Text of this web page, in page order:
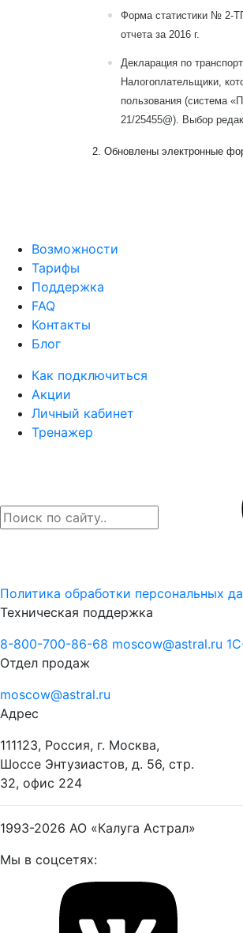
Форма статистики № 2-
отчета за 2016 г.
Декларация по
Налогоплательщики,
пользования (система
21/25455@). Выбор
2. Обновлены электронные
Возможности
Тарифы
Поддержка
FAQ
Контакты
Блог
Как подключиться
Акции
Личный кабинет
Тренажер
Политика обработки персональных
Техническая поддержка
8-800-700-86-68 moscow@astral.ru
Отдел продаж
moscow@astral.ru
Адрес
111123, Россия, г. Москва,
Шоссе Энтузиастов, д. 56, стр.
32, офис 224
1993-2026 АО «Калуга Астрал»
Мы в соцсетях: